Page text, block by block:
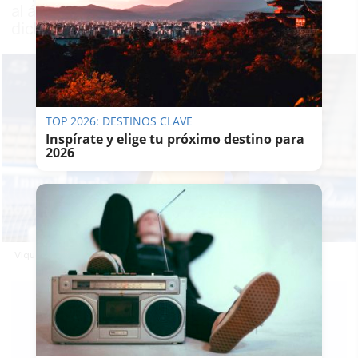
al árbitro del insulto que según él le había
dicho Adrián Rodríguez
Vique Gomes, el jugador que denuncia el insulto.
EMILIO
CABRERA
10/05/2026
TOP 2026: DESTINOS CLAVE
Inspírate y elige tu próximo destino para
2026